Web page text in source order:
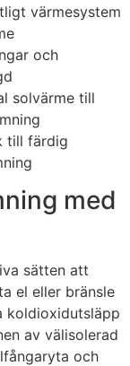
värmesystem
och
solvärme till
till färdig
med
sätten att
el eller bränsle
koldioxidutsläpp
av välisolerad
och